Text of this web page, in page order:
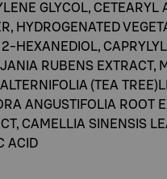
GLYCOL,
HYDROGENATED
HEXANEDIOL,
RUBENS
(TEA
ANGUSTIFOLIA
CAMELLIA SINENSIS
ACID